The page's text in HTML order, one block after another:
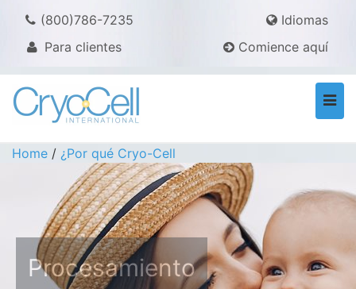
(800)786-7235
Idiomas
Para clientes
Comience aquí
Home / ¿Por qué Cryo-Cell
Procesamiento